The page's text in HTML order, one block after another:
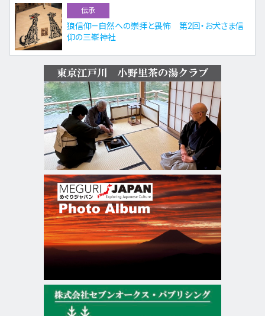
伝承
狼信仰—自然への崇拝と畏怖 第2回・お犬さま信
仰の三峯神社